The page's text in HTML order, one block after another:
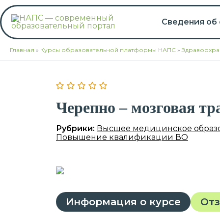
Перейти
к
содержимому
Сведения об
Главная » Курсы образовательной платформы НАПС »
Черепно – мозговая
Рубрики: Высшее медицинское
Повышение квалификации ВО
Информация о курсе